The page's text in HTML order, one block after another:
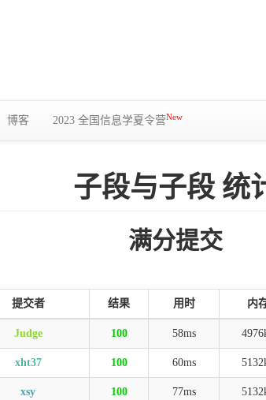
博客 2023 全国信息学夏令营New
子段与子段 统
满分提交
提交者 结果 用时 内
Judge 100 58ms
xht37 100 60ms
xsy 100 77ms